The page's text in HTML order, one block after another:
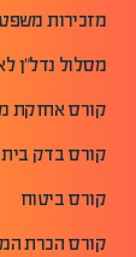
מזכירות
מסלול נדל"ן
קורס אחזקת
קורס בדק בית
קורס ביטוח
קורס הכרת